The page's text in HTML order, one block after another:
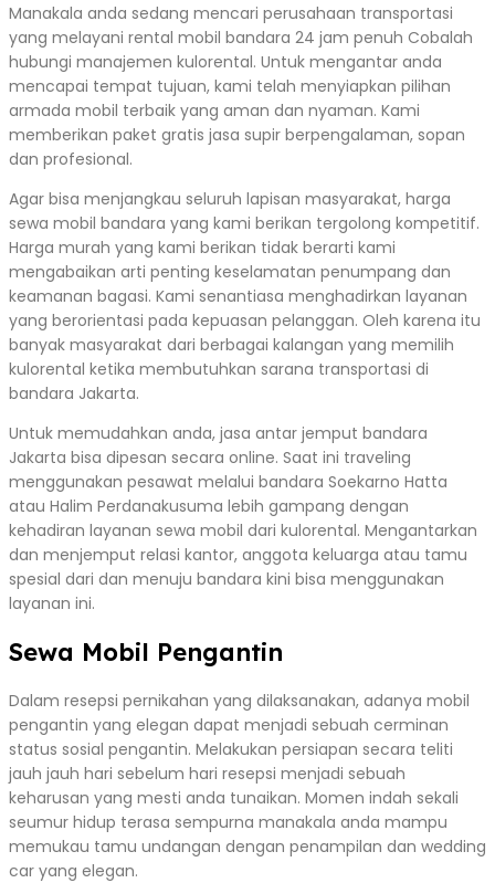
Manakala anda sedang mencari perusahaan transportasi
yang melayani rental mobil bandara 24 jam penuh Cobalah
hubungi manajemen kulorental. Untuk mengantar anda
mencapai tempat tujuan, kami telah menyiapkan pilihan
armada mobil terbaik yang aman dan nyaman. Kami
memberikan paket gratis jasa supir berpengalaman, sopan
dan profesional.
Agar bisa menjangkau seluruh lapisan masyarakat, harga
sewa mobil bandara yang kami berikan tergolong kompetitif.
Harga murah yang kami berikan tidak berarti kami
mengabaikan arti penting keselamatan penumpang dan
keamanan bagasi. Kami senantiasa menghadirkan layanan
yang berorientasi pada kepuasan pelanggan. Oleh karena itu
banyak masyarakat dari berbagai kalangan yang memilih
kulorental ketika membutuhkan sarana transportasi di
bandara Jakarta.
Untuk memudahkan anda, jasa antar jemput bandara
Jakarta bisa dipesan secara online. Saat ini traveling
menggunakan pesawat melalui bandara Soekarno Hatta
atau Halim Perdanakusuma lebih gampang dengan
kehadiran layanan sewa mobil dari kulorental. Mengantarkan
dan menjemput relasi kantor, anggota keluarga atau tamu
spesial dari dan menuju bandara kini bisa menggunakan
layanan ini.
Sewa Mobil Pengantin
Dalam resepsi pernikahan yang dilaksanakan, adanya mobil
pengantin yang elegan dapat menjadi sebuah cerminan
status sosial pengantin. Melakukan persiapan secara teliti
jauh jauh hari sebelum hari resepsi menjadi sebuah
keharusan yang mesti anda tunaikan. Momen indah sekali
seumur hidup terasa sempurna manakala anda mampu
memukau tamu undangan dengan penampilan dan wedding
car yang elegan.